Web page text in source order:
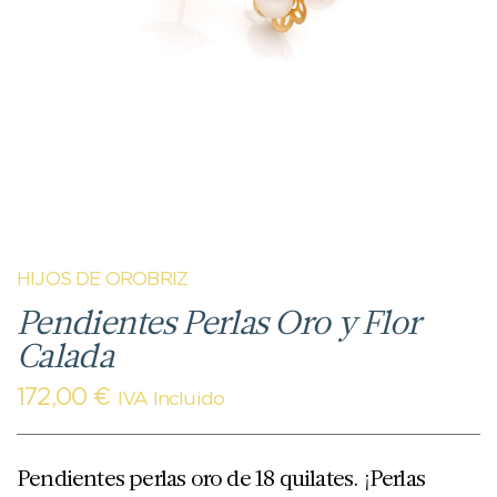
HIJOS DE OROBRIZ
Pendientes Perlas Oro y Flor
Calada
172,00 € IVA Incluido
Pendientes perlas oro de 18 quilates. ¡Perlas